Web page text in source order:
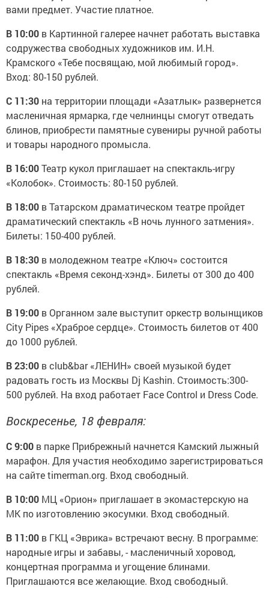
вами предмет. Участие платное.
В 10:00 в Картинной галерее начнет работать выставка
содружества свободных художников им. И.Н.
Крамского «Тебе посвящаю, мой любимый город».
Вход: 80-150 рублей.
С 11:30 на территории площади «Азатлык» развернется
масленичная ярмарка, где челнинцы смогут отведать
блинов, приобрести памятные сувениры ручной работы
и товары народного промысла.
В 16:00Театр кукол приглашает на спектакль-игру
«Колобок». Стоимость: 80-150 рублей.
В 18:00 в Татарском драматическом театре пройдет
драматический спектакль «В ночь лунного затмения».
Билеты: 150-400 рублей.
В 18:30 в молодежном театре «Ключ» состоится
спектакль «Время секонд-хэнд». Билеты от 300 до 400
рублей.
В 19:00 в Органном зале выступит оркестр волынщиков
City Pipes «Храброе сердце». Стоимость билетов от 400
до 1000 рублей.
В 23:00 в club&bar «ЛЕНИН» своей музыкой будет
радовать гость из Москвы Dj Kashin. Стоимость:300-
500 рублей. На вход работает Face Control и Dress Code.
Воскресенье, 18 февраля:
С 9:00 в парке Прибрежный начнется Камский лыжный
марафон. Для участия необходимо зарегистрироваться
на сайте timerman.org. Вход свободный.
В 10:00 МЦ «Орион» приглашает в экомастерскую на
МК по изготовлению экосумки. Вход свободный.
В 11:00 в ГКЦ «Эврика» встречают весну. В программе:
народные игры и забавы, - масленичный хоровод,
концертная программа и угощение блинами.
Приглашаются все желающие. Вход свободный.